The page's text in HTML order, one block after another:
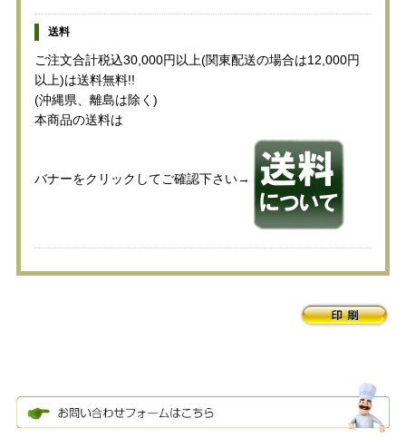
送料
ご注文合計税込30,000円以上(関東配送の場合は12,000円
以上)は送料無料!!
(沖縄県、離島は除く)
本商品の送料は
バナーをクリックしてご確認下さい→